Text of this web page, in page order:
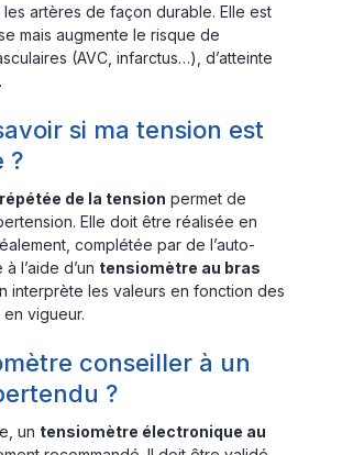
les artères de façon durable. Elle est
mais augmente le risque de
(AVC, infarctus…), d’atteinte
si ma tension est
?
de la tension permet de
Elle doit être réalisée en
complétée par de l’auto-
l’aide d’un tensiomètre au bras
interprète les valeurs en fonction des
vigueur.
conseiller à un
?
un tensiomètre électronique au